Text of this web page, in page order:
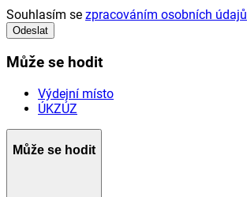
Souhlasím se zpracováním osobních údajů
Odeslat
Může se hodit
Výdejní místo
ÚKZÚZ
Může se hodit